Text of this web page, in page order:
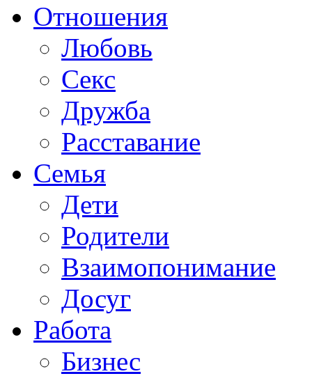
Отношения
Любовь
Секс
Дружба
Расставание
Семья
Дети
Родители
Взаимопонимание
Досуг
Работа
Бизнес